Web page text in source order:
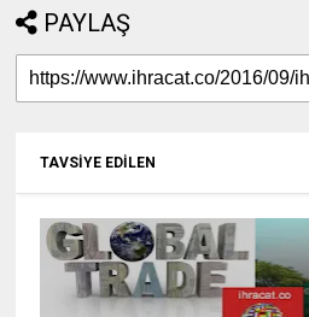
PAYLAŞ
TAVSİYE EDİLEN